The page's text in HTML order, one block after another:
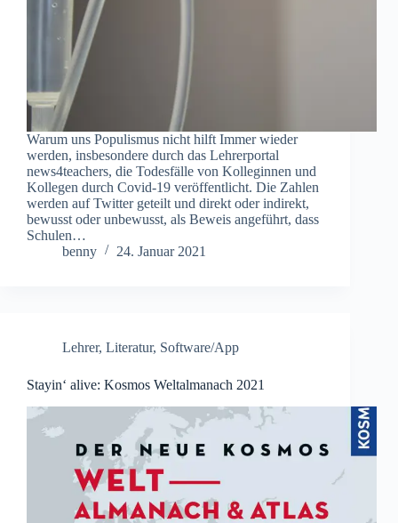
Warum uns Populismus nicht hilft Immer wieder
werden, insbesondere durch das Lehrerportal
news4teachers, die Todesfälle von Kolleginnen und
Kollegen durch Covid-19 veröffentlicht. Die Zahlen
werden auf Twitter geteilt und direkt oder indirekt,
bewusst oder unbewusst, als Beweis angeführt, dass
Schulen…
benny
24. Januar 2021
Lehrer, Literatur, Software/App
Stayin‘ alive: Kosmos Weltalmanach 2021